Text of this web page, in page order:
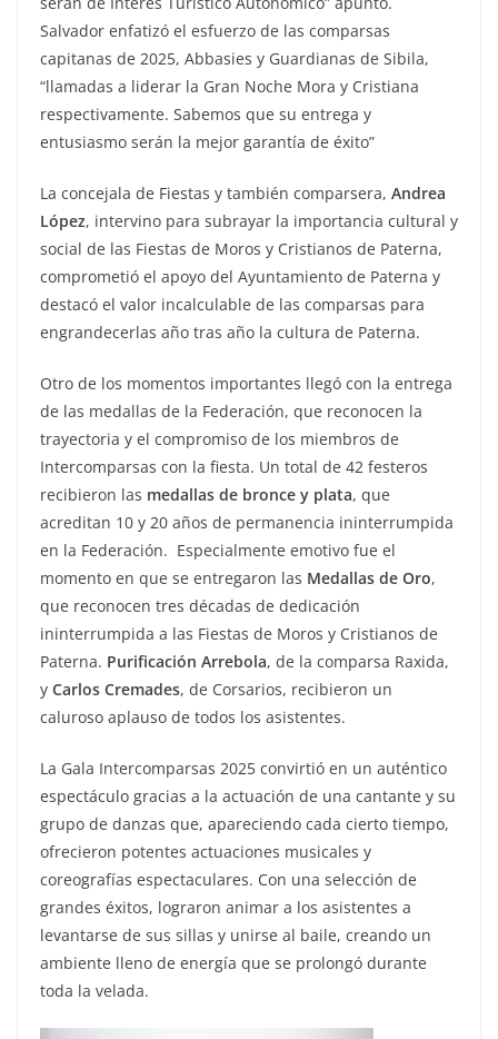
Salvador enfatizó el esfuerzo de las comparsas
capitanas de 2025, Abbasies y Guardianas de Sibila,
“llamadas a liderar la Gran Noche Mora y Cristiana
respectivamente. Sabemos que su entrega y
entusiasmo serán la mejor garantía de éxito”
La concejala de Fiestas y también comparsera, Andrea
López, intervino para subrayar la importancia cultural y
social de las Fiestas de Moros y Cristianos de Paterna,
comprometió el apoyo del Ayuntamiento de Paterna y
destacó el valor incalculable de las comparsas para
engrandecerlas año tras año la cultura de Paterna.
Otro de los momentos importantes llegó con la entrega
de las medallas de la Federación, que reconocen la
trayectoria y el compromiso de los miembros de
Intercomparsas con la fiesta. Un total de 42 festeros
recibieron las medallas de bronce y plata, que
acreditan 10 y 20 años de permanencia ininterrumpida
en la Federación. Especialmente emotivo fue el
momento en que se entregaron las Medallas de Oro,
que reconocen tres décadas de dedicación
ininterrumpida a las Fiestas de Moros y Cristianos de
Paterna. Purificación Arrebola, de la comparsa Raxida,
y Carlos Cremades, de Corsarios, recibieron un
caluroso aplauso de todos los asistentes.
La Gala Intercomparsas 2025 convirtió en un auténtico
espectáculo gracias a la actuación de una cantante y su
grupo de danzas que, apareciendo cada cierto tiempo,
ofrecieron potentes actuaciones musicales y
coreografías espectaculares. Con una selección de
grandes éxitos, lograron animar a los asistentes a
levantarse de sus sillas y unirse al baile, creando un
ambiente lleno de energía que se prolongó durante
toda la velada.